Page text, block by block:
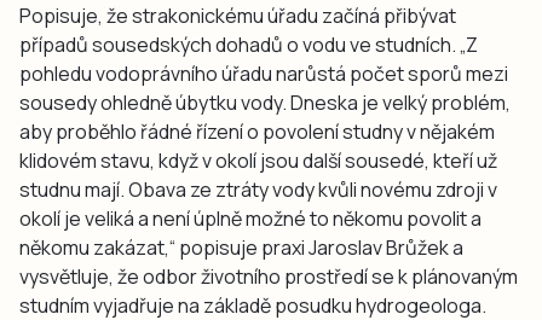
Popisuje, že strakonickému úřadu začíná přibývat
případů sousedských dohadů o vodu ve studních. „Z
pohledu vodoprávního úřadu narůstá počet sporů mezi
sousedy ohledně úbytku vody. Dneska je velký problém,
aby proběhlo řádné řízení o povolení studny v nějakém
klidovém stavu, když v okolí jsou další sousedé, kteří už
studnu mají. Obava ze ztráty vody kvůli novému zdroji v
okolí je veliká a není úplně možné to někomu povolit a
někomu zakázat,“ popisuje praxi Jaroslav Brůžek a
vysvětluje, že odbor životního prostředí se k plánovaným
studním vyjadřuje na základě posudku hydrogeologa.